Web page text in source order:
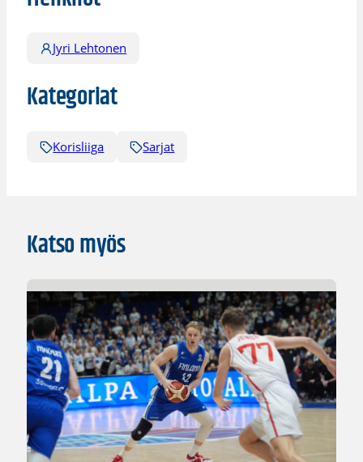
Jyri Lehtonen
Kategoriat
Korisliiga Sarjat
Katso myös